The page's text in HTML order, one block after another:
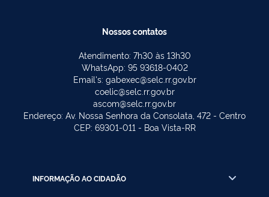
Nossos contatos
Atendimento: 7h30 às 13h30
WhatsApp: 95 93618-0402
Email's: gabexec@selc.rr.gov.br
coelic@selc.rr.gov.br
ascom@selc.rr.gov.br
Endereço: Av. Nossa Senhora da Consolata, 472 - Centro
CEP: 69301-011 - Boa Vista-RR
INFORMAÇÃO AO CIDADÃO